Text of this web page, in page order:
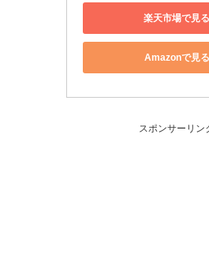
楽天市場で見る
Amazonで見る
スポンサーリン